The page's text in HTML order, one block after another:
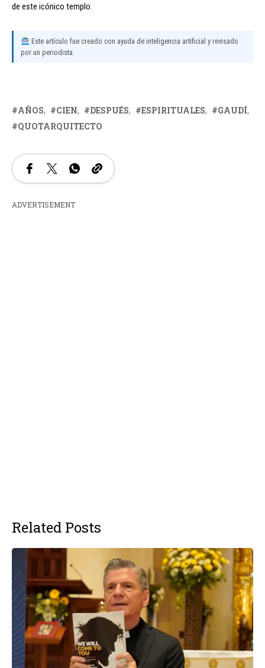
de este icónico templo.
Este artículo fue creado con ayuda de inteligencia artificial y revisado
por un periodista.
AÑOS CIEN DESPUÉS ESPIRITUALES
GAUDÍ
QUOTARQUITECTO
ADVERTISEMENT
Related Posts